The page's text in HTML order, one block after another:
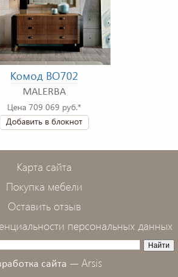
Комод BO702
MALERBA
Цена 709 069 руб.*
Добавить в блокнот
Карта сайта
Покупка мебели
Оставить отзыв
персональных данных
сайта — Arsis